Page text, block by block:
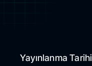
Yayınlanma Tarihi